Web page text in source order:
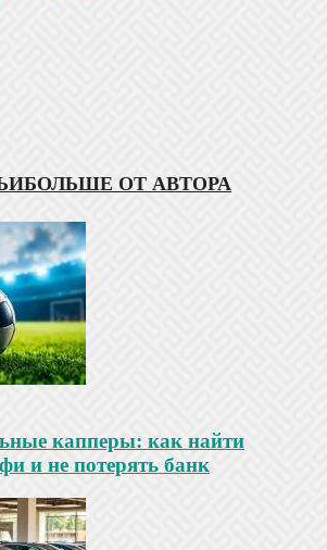
БОЛЬШЕ ОТ АВТОРА
капперы: как найти
и не потерять банк